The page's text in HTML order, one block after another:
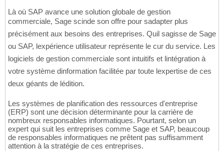
Là où SAP avance une solution globale de gestion
commerciale, Sage scinde son offre pour sadapter plus
précisément aux besoins des entreprises. Quil sagisse de Sage
ou SAP, lexpérience utilisateur représente le cur du service. Les
logiciels de gestion commerciale sont intuitifs et lintégration à
votre système dinformation facilitée par toute lexpertise de ces
deux géants de lédition.
Les systèmes de planification des ressources d'entreprise
(ERP) sont une décision déterminante pour la carrière de
nombreux responsables informatiques. Pourtant, selon un
expert qui suit les entreprises comme Sage et SAP, beaucoup
de responsables informatiques ne prêtent pas suffisamment
attention à la stratégie de ces entreprises.